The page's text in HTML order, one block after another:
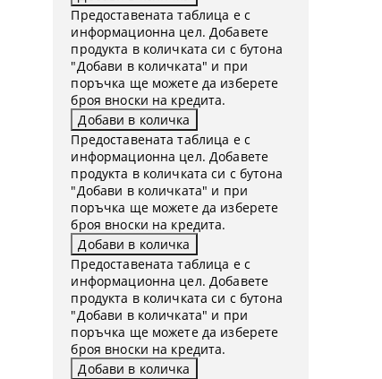
Предоставената таблица е с
информационна цел. Добавете
продукта в количката си с бутона
"Добави в количката" и при
поръчка ще можете да изберете
броя вноски на кредита.
Предоставената таблица е с
информационна цел. Добавете
продукта в количката си с бутона
"Добави в количката" и при
поръчка ще можете да изберете
броя вноски на кредита.
Предоставената таблица е с
информационна цел. Добавете
продукта в количката си с бутона
"Добави в количката" и при
поръчка ще можете да изберете
броя вноски на кредита.